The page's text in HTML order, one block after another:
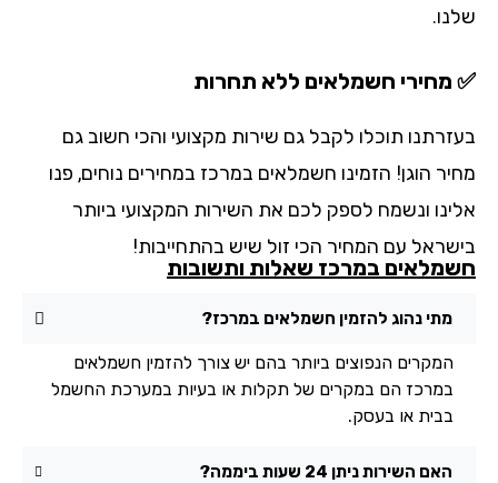
מחירי חשמלאים ללא תחרות
תוכלו לקבל גם שירות מקצועי והכי חשוב גם
הוגן! הזמינו חשמלאים במרכז במחירים נוחים, פנו
ונשמח לספק לכם את השירות המקצועי ביותר
עם המחיר הכי זול שיש בהתחייבות!
במרכז שאלות ותשובות
מתי נהוג להזמין חשמלאים במרכז?
המקרים הנפוצים ביותר בהם יש צורך להזמין חשמלאים
במרכז הם במקרים של תקלות או בעיות במערכת החשמל
בבית או בעסק.
האם השירות ניתן 24 שעות ביממה?